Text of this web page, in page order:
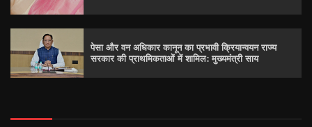
पेसा और वन अधिकार कानून का प्रभावी क्रियान्वयन राज्य
सरकार की प्राथमिकताओं में शामिल: मुख्यमंत्री साय